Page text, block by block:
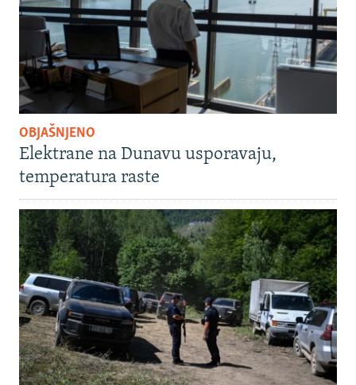
OBJAŠNJENO
Elektrane na Dunavu usporavaju,
temperatura raste